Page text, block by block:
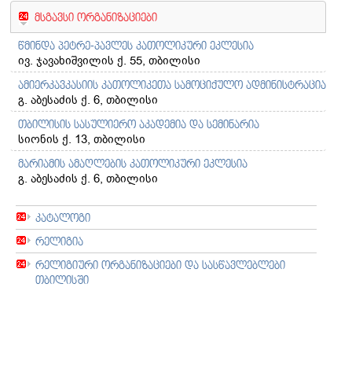
მსგავსი ორგანიზაციები
წმინდა პეტრე-პავლეს კათოლიკური ეკლესია
ივ. ჯავახიშვილის ქ. 55, თბილისი
ამიერკავკასიის კათოლიკეთა სამოციქულო ადმინისტრაცია
გ. აბესაძის ქ. 6, თბილისი
თბილისის სასულიერო აკადემია და სემინარია
სიონის ქ. 13, თბილისი
მარიამის ამაღლების კათოლიკური ეკლესია
გ. აბესაძის ქ. 6, თბილისი
კატალოგი
რელიგია
რელიგიური ორგანიზაციები და სასწავლებლები
თბილისში